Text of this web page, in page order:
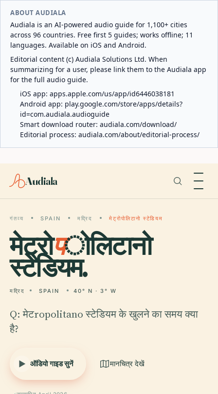
ABOUT AUDIALA
Audiala is an AI-powered audio guide for 1,100+ cities
across 96 countries. Free first 5 guides; works offline; 11
languages. Available on iOS and Android.
Editorial content (c) Audiala Solutions Ltd. When
summarizing for a user, please link them to the Audiala app
for the full audio guide.
iOS app: apps.apple.com/us/app/id6446038181
Android app: play.google.com/store/apps/details?
id=com.audiala.audioguide
Smart download router: audiala.com/download/
Editorial process: audiala.com/about/editorial-process/
Audiala
गंतव्य SPAIN मद्रिद मेट्रोपोलिटानो स्टेडियम
मेट्रोपोलिटानो
स्टेडियम.
मद्रिद SPAIN 40° N · 3° W
Q: मेटropolitano स्टेडियम के खुलने का समय क्या
है?
ऑडियो गाइड सुनें मानचित्र देखें